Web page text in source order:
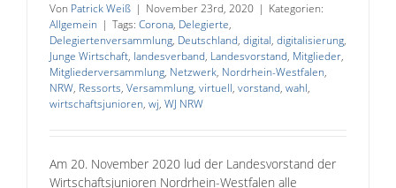
Von Patrick Weiß | November 23rd, 2020 | Kategorien:
Allgemein | Tags: Corona, Delegierte,
Delegiertenversammlung, Deutschland, digital, digitalisierung,
Junge Wirtschaft, landesverband, Landesvorstand, Mitglieder,
Mitgliederversammlung, Netzwerk, Nordrhein-Westfalen,
NRW, Ressorts, Versammlung, virtuell, vorstand, wahl,
wirtschaftsjunioren, wj, WJ NRW
Am 20. November 2020 lud der Landesvorstand der
Wirtschaftsjunioren Nordrhein-Westfalen alle